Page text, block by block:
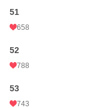
51
658
52
788
53
743